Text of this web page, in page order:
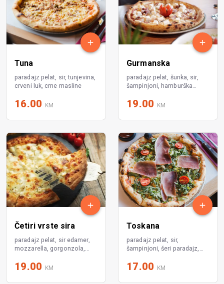
Tuna
paradajz pelat, sir, tunjevina,
crveni luk, crne masline
16.00 KM
Gurmanska
paradajz pelat, šunka, sir,
šampinjoni, hamburška
19.00 KM
Četiri vrste sira
paradajz pelat, sir edamer,
mozzarella, gorgonzola,
19.00 KM
Toskana
paradajz pelat, sir,
šampinjoni, šeri paradajz,
17.00 KM